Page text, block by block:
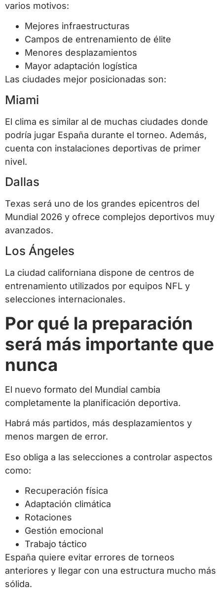
varios motivos:
Mejores infraestructuras
Campos de entrenamiento de élite
Menores desplazamientos
Mayor adaptación logística
Las ciudades mejor posicionadas son:
Miami
El clima es similar al de muchas ciudades donde
podría jugar España durante el torneo. Además,
cuenta con instalaciones deportivas de primer
nivel.
Dallas
Texas será uno de los grandes epicentros del
Mundial 2026 y ofrece complejos deportivos muy
avanzados.
Los Ángeles
La ciudad californiana dispone de centros de
entrenamiento utilizados por equipos NFL y
selecciones internacionales.
Por qué la preparación
será más importante que
nunca
El nuevo formato del Mundial cambia
completamente la planificación deportiva.
Habrá más partidos, más desplazamientos y
menos margen de error.
Eso obliga a las selecciones a controlar aspectos
como:
Recuperación física
Adaptación climática
Rotaciones
Gestión emocional
Trabajo táctico
España quiere evitar errores de torneos
anteriores y llegar con una estructura mucho más
sólida.